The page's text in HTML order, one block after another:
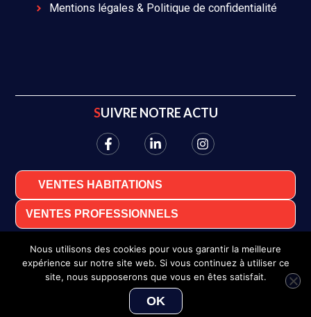
Mentions légales & Politique de confidentialité
SUIVRE NOTRE ACTU
VENTES HABITATIONS
VENTES PROFESSIONNELS
Pauline LE MEUR-GELGON
Nous utilisons des cookies pour vous garantir la meilleure
expérience sur notre site web. Si vous continuez à utiliser ce
site, nous supposerons que vous en êtes satisfait.
OK